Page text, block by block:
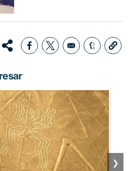
Opens in a new window
Opens in a new window
Opens in a
❯